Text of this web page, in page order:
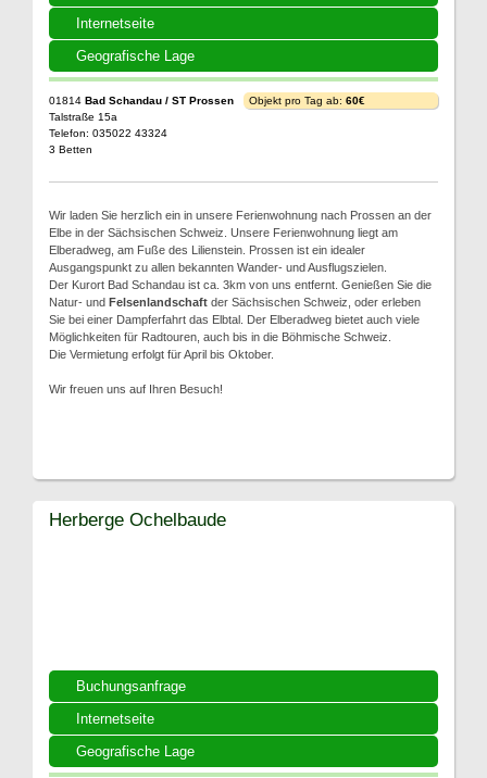
Internetseite
Geografische Lage
01814 Bad Schandau / ST Prossen
Talstraße 15a
Telefon: 035022 43324
3 Betten
Objekt pro Tag ab: 60€
Wir laden Sie herzlich ein in unsere Ferienwohnung nach Prossen an der
Elbe in der Sächsischen Schweiz. Unsere Ferienwohnung liegt am
Elberadweg, am Fuße des Lilienstein. Prossen ist ein idealer
Ausgangspunkt zu allen bekannten Wander- und Ausflugszielen.
Der Kurort Bad Schandau ist ca. 3km von uns entfernt. Genießen Sie die
Natur- und Felsenlandschaft der Sächsischen Schweiz, oder erleben
Sie bei einer Dampferfahrt das Elbtal. Der Elberadweg bietet auch viele
Möglichkeiten für Radtouren, auch bis in die Böhmische Schweiz.
Die Vermietung erfolgt für April bis Oktober.
Wir freuen uns auf Ihren Besuch!
Buchungsanfrage
Internetseite
Geografische Lage
Herberge Ochelbaude